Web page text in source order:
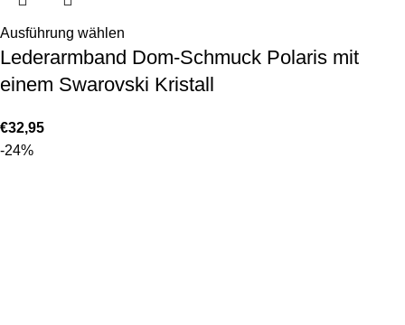
Ausführung wählen
Lederarmband Dom-Schmuck Polaris mit
einem Swarovski Kristall
€32,95
-24%